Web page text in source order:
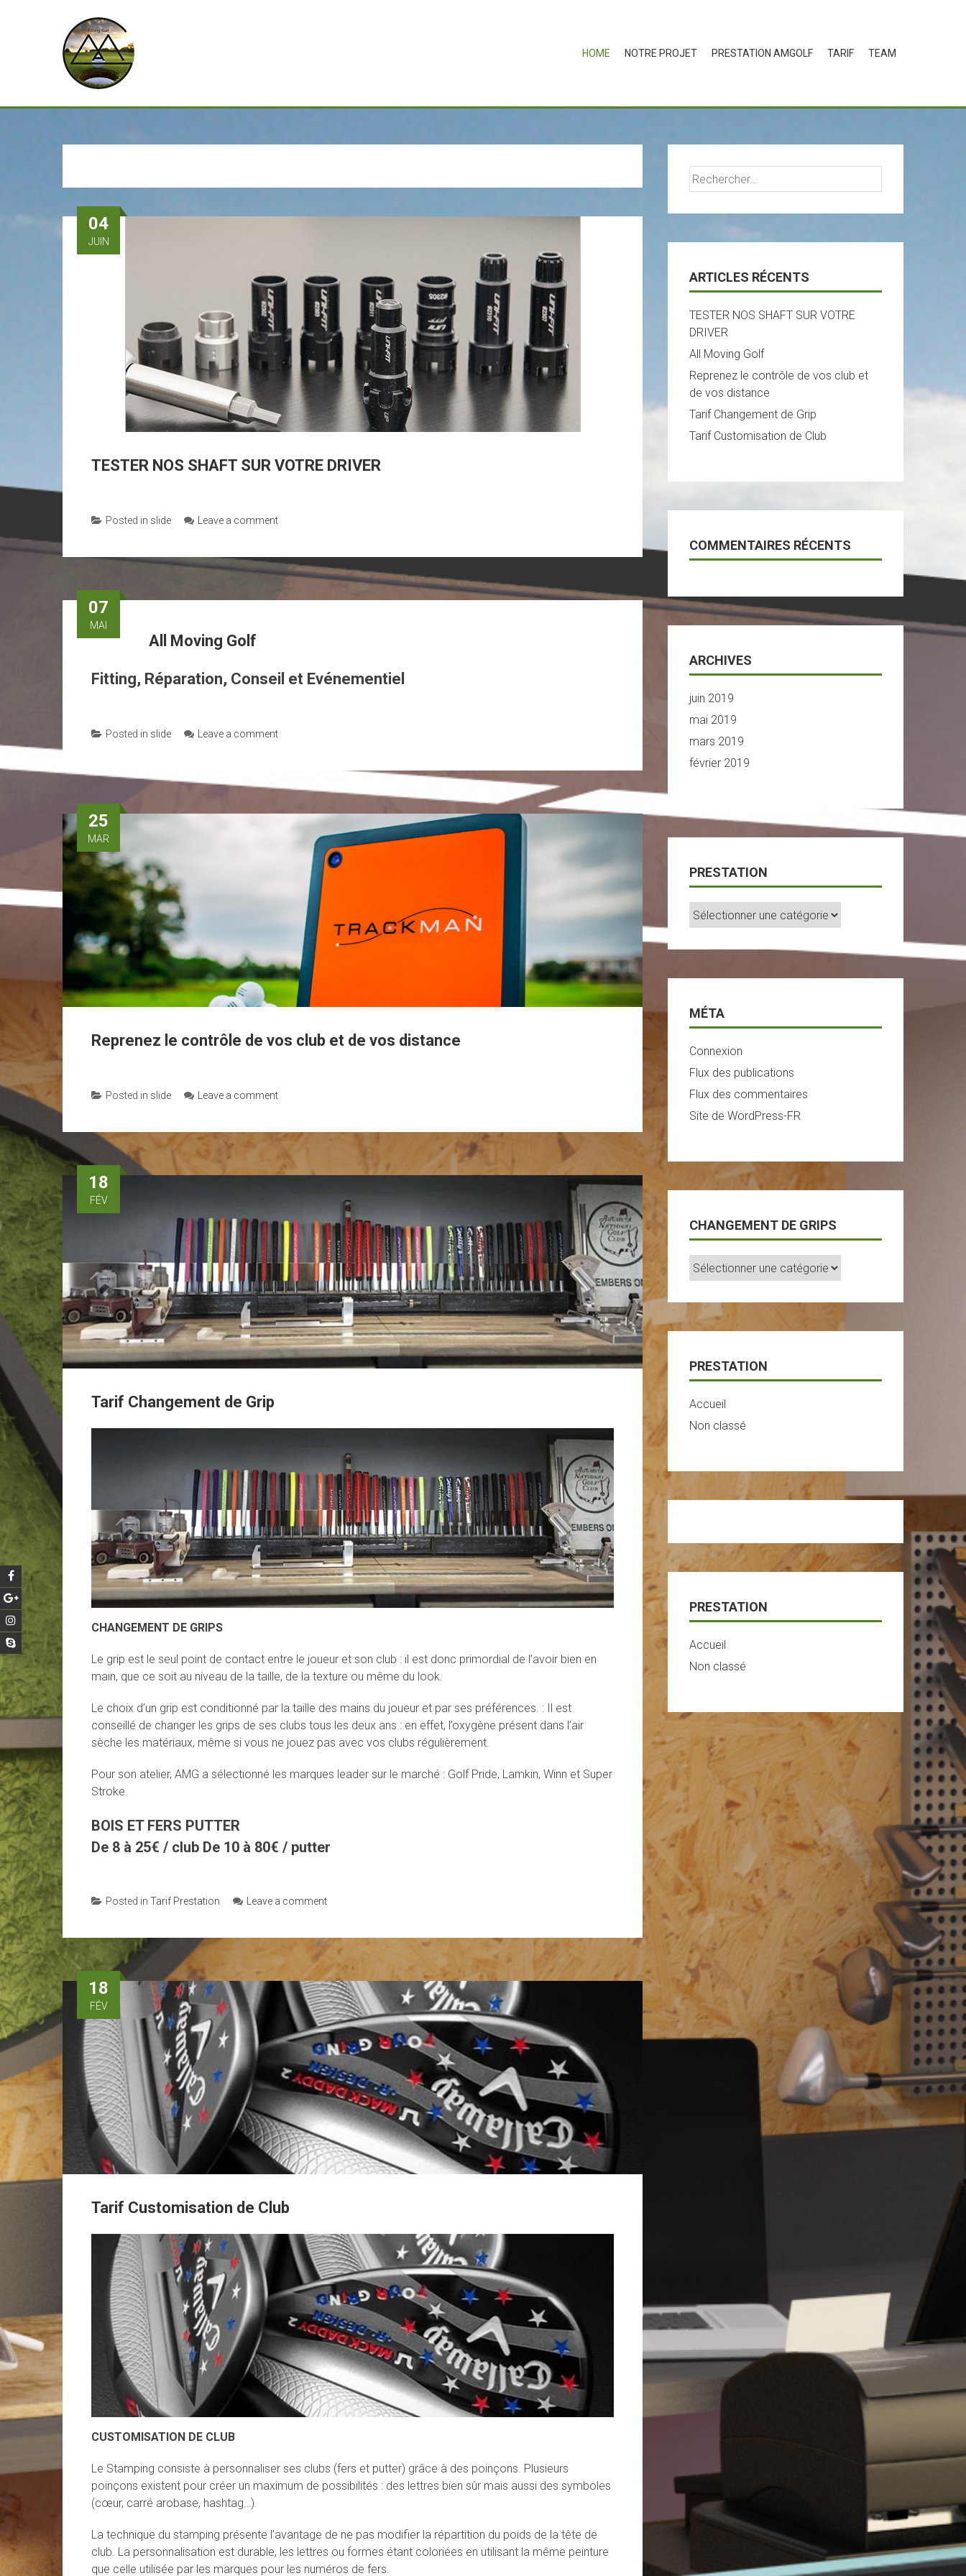
HOME NOTRE PROJET PRESTATION AMGOLF TARIF TEAM
04
JUIN
TESTER NOS SHAFT SUR VOTRE DRIVER
Posted in slide Leave a comment
07
MAI
All Moving Golf
Fitting, Réparation, Conseil et Evénementiel
Posted in slide Leave a comment
25
MAR
Reprenez le contrôle de vos club et de vos distance
Posted in slide Leave a comment
18
FÉV
Tarif Changement de Grip
CHANGEMENT DE GRIPS
Le grip est le seul point de contact entre le joueur et son club : il est donc primordial de l’avoir bien en
main, que ce soit au niveau de la taille, de la texture ou même du look.
Le choix d’un grip est conditionné par la taille des mains du joueur et par ses préférences. : Il est
conseillé de changer les grips de ses clubs tous les deux ans : en effet, l’oxygène présent dans l’air
sèche les matériaux, même si vous ne jouez pas avec vos clubs régulièrement.
Pour son atelier, AMG a sélectionné les marques leader sur le marché : Golf Pride, Lamkin, Winn et Super
Stroke.
BOIS ET FERS PUTTER
De 8 à 25€ / club De 10 à 80€ / putter
Posted in Tarif Prestation Leave a comment
18
FÉV
Tarif Customisation de Club
CUSTOMISATION DE CLUB
Le Stamping consiste à personnaliser ses clubs (fers et putter) grâce à des poinçons. Plusieurs
poinçons existent pour créer un maximum de possibilités : des lettres bien sûr mais aussi des symboles
(cœur, carré arobase, hashtag…).
La technique du stamping présente l’avantage de ne pas modifier la répartition du poids de la tête de
club. La personnalisation est durable, les lettres ou formes étant coloriées en utilisant la même peinture
que celle utilisée par les marques pour les numéros de fers.
Rechercher :
ARTICLES RÉCENTS
TESTER NOS SHAFT SUR VOTRE
DRIVER
All Moving Golf
Reprenez le contrôle de vos club et
de vos distance
Tarif Changement de Grip
Tarif Customisation de Club
COMMENTAIRES RÉCENTS
ARCHIVES
juin 2019
mai 2019
mars 2019
février 2019
PRESTATION
Prestation
MÉTA
Connexion
Flux des publications
Flux des commentaires
Site de WordPress-FR
CHANGEMENT DE GRIPS
Changement
De
PRESTATION
Accueil
Non classé
PRESTATION
Accueil
Non classé